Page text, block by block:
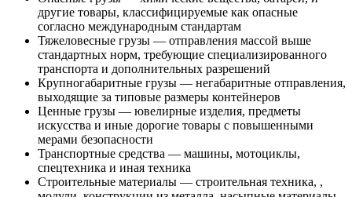
другие товары, классифицируемые как опасные
согласно международным стандартам
Тяжеловесные грузы — отправления массой выше
стандартных норм, требующие специализированного
транспорта и дополнительных разрешений
Крупногабаритные грузы — негабаритные отправления,
выходящие за типовые размеры контейнеров
Ценные грузы — ювелирные изделия, предметы
искусства и иные дорогие товары с повышенными
мерами безопасности
Транспортные средства — машины, мотоциклы,
спецтехника и иная техника
Строительные материалы — строительная техника, ,